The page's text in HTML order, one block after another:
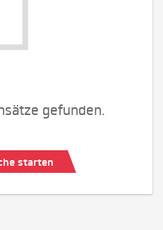
gefunden.
starten